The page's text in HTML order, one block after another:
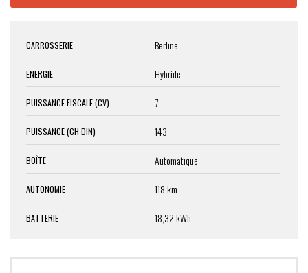
CARROSSERIE Berline
ENERGIE Hybride
PUISSANCE FISCALE (CV) 7
PUISSANCE (CH DIN) 143
BOÎTE Automatique
AUTONOMIE 118 km
BATTERIE 18,32 kWh